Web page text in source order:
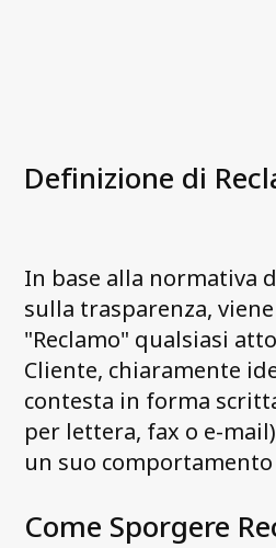
Definizione di
In base alla normativa
sulla trasparenza,
"Reclamo" qualsiasi
Cliente, chiaramente
contesta in forma
per lettera, fax o e-
un suo
Come Sporgere